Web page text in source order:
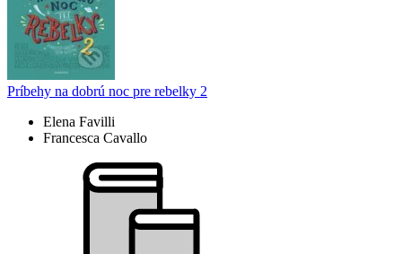
Príbehy na dobrú noc pre rebelky 2
Elena Favilli
Francesca Cavallo